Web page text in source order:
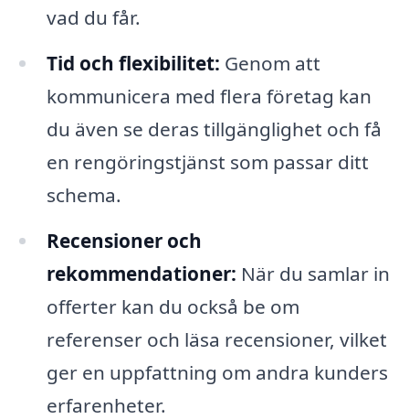
vad du får.
Tid och flexibilitet: Genom att
kommunicera med flera företag kan
du även se deras tillgänglighet och få
en rengöringstjänst som passar ditt
schema.
Recensioner och
rekommendationer: När du samlar in
offerter kan du också be om
referenser och läsa recensioner, vilket
ger en uppfattning om andra kunders
erfarenheter.